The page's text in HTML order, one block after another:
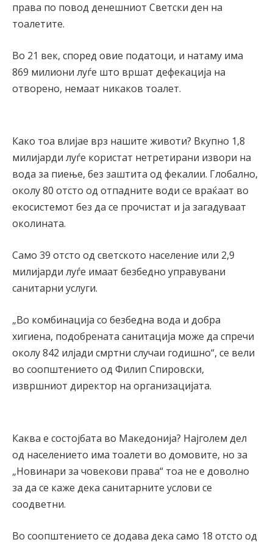
права по повод денешниот Светски ден на
тоалетите.
Во 21 век, според овие податоци, и натаму има
869 милиони луѓе што вршат дефекација на
отворено, немаат никаков тоалет.
Како тоа влијае врз нашите животи? Вкупно 1,8
милијарди луѓе користат нетретирани извори на
вода за пиење, без заштита од фекалии. Глобално,
околу 80 отсто од отпадните води се враќаат во
екосистемот без да се прочистат и ја загадуваат
околината.
Само 39 отсто од светското население или 2,9
милијарди луѓе имаат безбедно управувани
санитарни услуги.
„Во комбинација со безбедна вода и добра
хигиена, подобрената санитација може да спречи
околу 842 илјади смртни случаи годишно“, се вели
во соопштението од Филип Спировски,
извршниот директор на организацијата.
Каква е состојбата во Македонија? Најголем дел
од населението има тоалети во домовите, но за
„Новинари за човекови права“ тоа не е доволно
за да се каже дека санитарните услови се
соодветни.
Во соопштението се додава дека само 18 отсто од